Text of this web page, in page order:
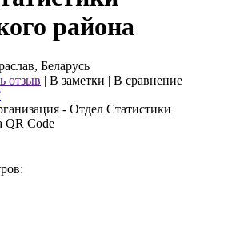
района
Беларусь
отзыв | В заметки | В сравнение